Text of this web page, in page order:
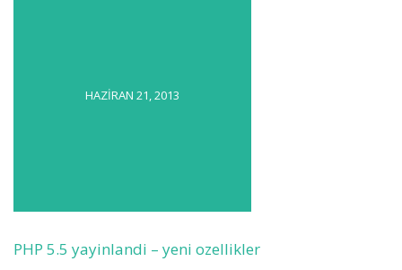
HAZIRAN 21, 2013
PHP 5.5 yayinlandi – yeni ozellikler